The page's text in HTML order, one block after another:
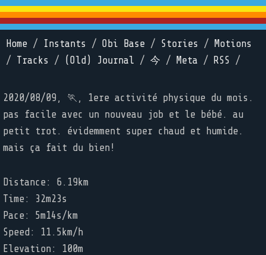
Home / Instants / Obi Base / Stories /
Motions
/ Tracks / (Old) Journal / 今 / Meta / RSS /
2020/08/09, 🏃, 1ere activité physique du mois.
pas facile avec un nouveau job et le bébé. au
petit trot. évidemment super chaud et humide.
mais ça fait du bien!
Distance: 6.19km
Time: 32m23s
Pace: 5m14s/km
Speed: 11.5km/h
Elevation: 100m